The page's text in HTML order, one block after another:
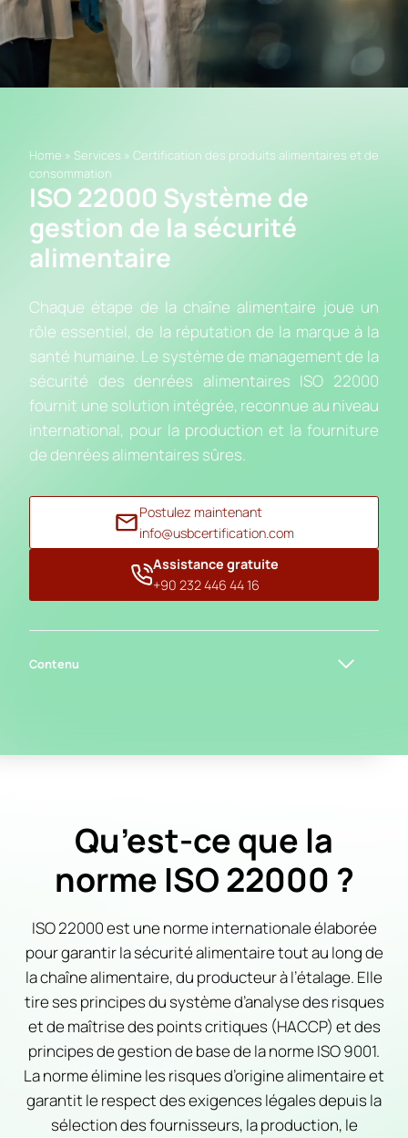
Home » Services » Certification des produits alimentaires et de
consommation
ISO 22000 Système de
gestion de la sécurité
alimentaire
Chaque étape de la chaîne alimentaire joue un
rôle essentiel, de la réputation de la marque à la
santé humaine. Le système de management de la
sécurité des denrées alimentaires ISO 22000
fournit une solution intégrée, reconnue au niveau
international, pour la production et la fourniture
de denrées alimentaires sûres.
Postulez maintenant
info@usbcertification.com
Assistance gratuite
+90 232 446 44 16
Contenu
Qu’est-ce que la
norme ISO 22000 ?
ISO 22000 est une norme internationale élaborée
pour garantir la sécurité alimentaire tout au long de
la chaîne alimentaire, du producteur à l’étalage. Elle
tire ses principes du système d’analyse des risques
et de maîtrise des points critiques (HACCP) et des
principes de gestion de base de la norme ISO 9001.
La norme élimine les risques d’origine alimentaire et
garantit le respect des exigences légales depuis la
sélection des fournisseurs, la production, le